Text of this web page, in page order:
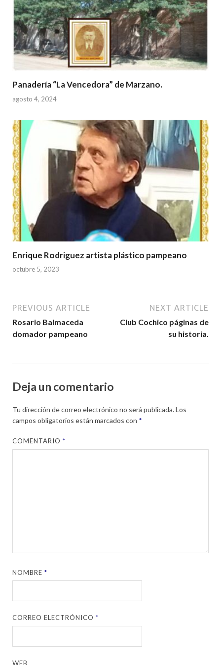
Panadería “La Vencedora” de Marzano.
agosto 4, 2024
Enrique Rodriguez artista plástico pampeano
octubre 5, 2023
PREVIOUS ARTICLE
Rosario Balmaceda
domador pampeano
NEXT ARTICLE
Club Cochico páginas de
su historia.
Deja un comentario
Tu dirección de correo electrónico no será publicada.Los
campos obligatorios están marcados con *
COMENTARIO*
NOMBRE*
CORREO ELECTRÓNICO*
WEB